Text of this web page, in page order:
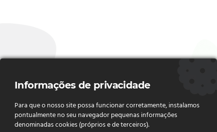
FIQUE POR DENTRO
Informações de privacidade
Para que o nosso site possa funcionar corretamente, instalamos
pontualmente no seu navegador pequenas informações
denominadas cookies (próprios e de terceiros).